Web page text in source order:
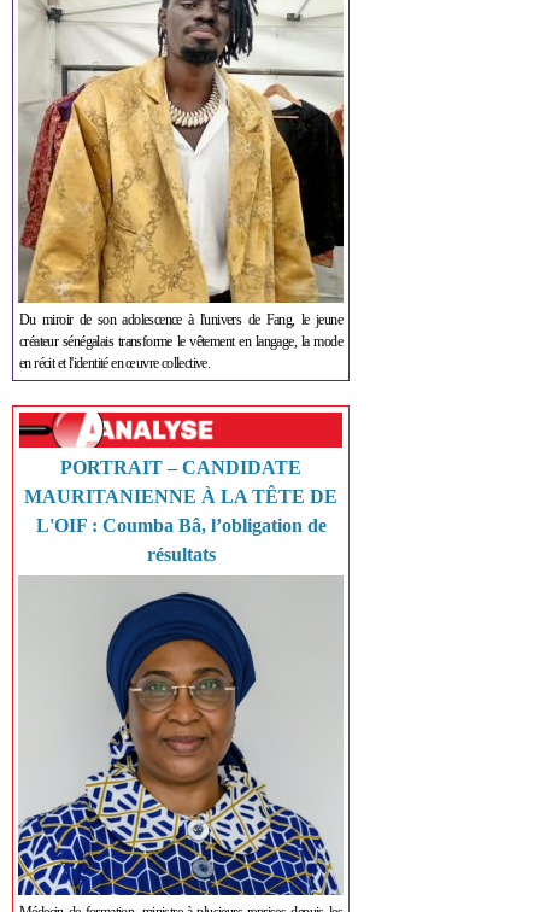
Du miroir de son adolescence à l'univers de Fang, le jeune
créateur sénégalais transforme le vêtement en langage, la mode
en récit et l'identité en œuvre collective.
PORTRAIT – CANDIDATE
MAURITANIENNE À LA TÊTE DE
L'OIF : Coumba Bâ, l’obligation de
résultats